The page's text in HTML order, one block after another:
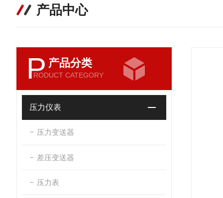
产品中心
P 产品分类
RODUCT CATEGORY
压力仪表
压力变送器
差压变送器
压力表